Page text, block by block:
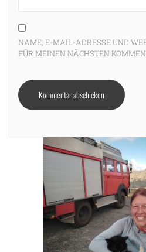
NAME, E-MAIL-ADRESSE UND
FÜR MEINEN NÄCHSTEN